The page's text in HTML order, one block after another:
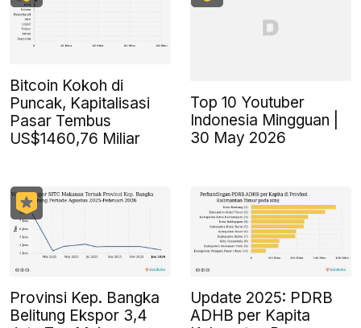
Bitcoin Kokoh di
Puncak, Kapitalisasi
Pasar Tembus
US$1460,76 Miliar
Top 10 Youtuber
Indonesia Mingguan |
30 May 2026
Provinsi Kep. Bangka
Belitung Ekspor 3,4
Update 2025: PDRB
ADHB per Kapita